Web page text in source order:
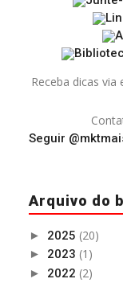
Receba dicas via
Seguir
Arquivo do
► 2025 (20)
► 2023 (1)
► 2022 (2)